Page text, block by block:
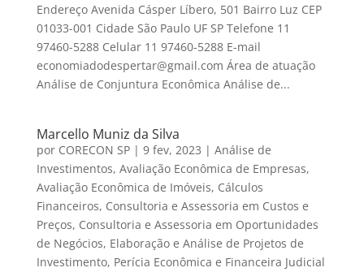
Endereço Avenida Cásper Líbero, 501 Bairro Luz CEP
01033-001 Cidade São Paulo UF SP Telefone 11
97460-5288 Celular 11 97460-5288 E-mail
economiadodespertar@gmail.com Área de atuação
Análise de Conjuntura Econômica Análise de...
Marcello Muniz da Silva
por CORECON SP| 9 fev, 2023 | Análise de
Investimentos, Avaliação Econômica de Empresas,
Avaliação Econômica de Imóveis, Cálculos
Financeiros, Consultoria e Assessoria em Custos e
Preços, Consultoria e Assessoria em Oportunidades
de Negócios, Elaboração e Análise de Projetos de
Investimento, Perícia Econômica e Financeira Judicial